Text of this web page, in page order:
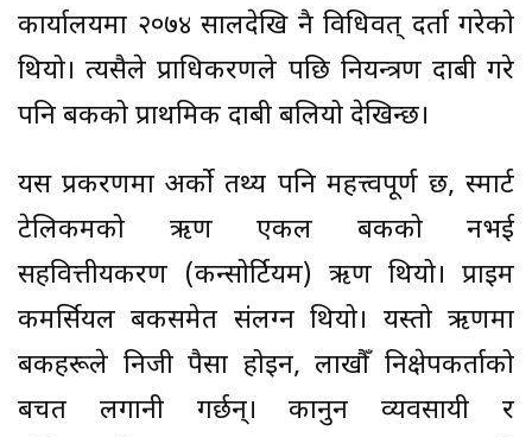
कार्यालयमा २०७४ सालदेखि नै विधिवत् दर्ता गरेको
थियो। त्यसैले प्राधिकरणले पछि नियन्त्रण दाबी गरे
पनि बैंकको प्राथमिक दाबी बलियो देखिन्छ।
यस प्रकरणमा अर्को तथ्य पनि महत्त्वपूर्ण छ, स्मार्ट
टेलिकमको ऋण एकल बैंकको नभई
सहवित्तीयकरण (कन्सोर्टियम) ऋण थियो। प्राइम
कमर्सियल बैंकसमेत संलग्न थियो। यस्तो ऋणमा
बैंकहरूले निजी पैसा होइन, लाखौँ निक्षेपकर्ताको
बचत लगानी गर्छन्। कानुन व्यवसायी र